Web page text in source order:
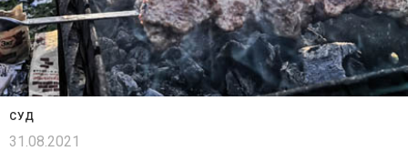
СУД
31.08.2021